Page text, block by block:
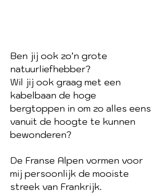
Ben jij ook zo’n grote
natuurliefhebber?
Wil jij ook graag met een
kabelbaan de hoge
bergtoppen in om zo alles eens
vanuit de hoogte te kunnen
bewonderen?
De Franse Alpen vormen voor
mij persoonlijk de mooiste
streek van Frankrijk.